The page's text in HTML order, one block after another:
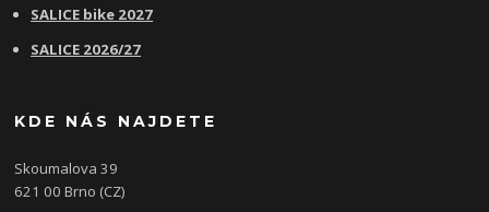
SALICE bike 2027
SALICE 2026/27
KDE NÁS NAJDETE
Skoumalova 39
621 00 Brno (CZ)